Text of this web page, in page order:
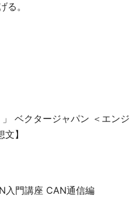
る。
ベクタージャパン ＜エンジ
】
門講座 CAN通信編